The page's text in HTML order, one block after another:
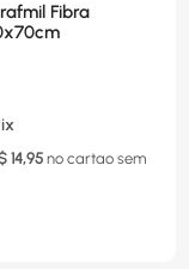
Fibra
14,95 no cartao sem